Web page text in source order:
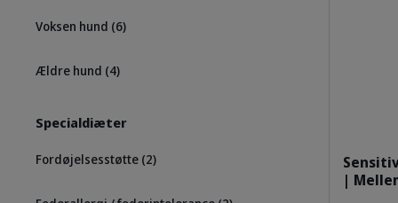
Voksen hund (6)
Ældre hund (4)
Specialdiæter
Fordøjelsesstøtte (2)
|